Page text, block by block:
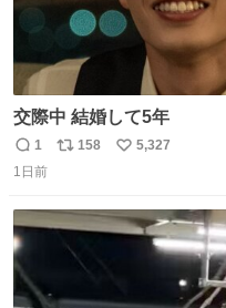
交際中 結婚して5年
返
信
1
リ
ト
数
158
い
数
5,327
1日前